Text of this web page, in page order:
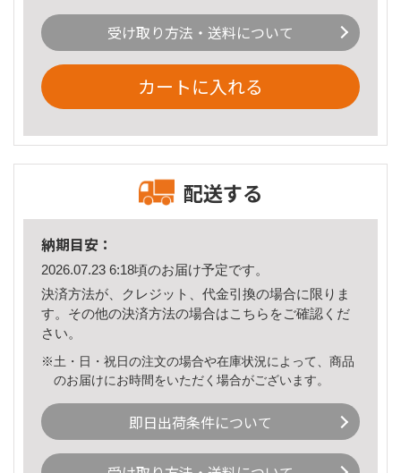
受け取り方法・送料について
カートに入れる
配送する
納期目安：
2026.07.23 6:18頃のお届け予定です。
決済方法が、クレジット、代金引換の場合に限りま
す。その他の決済方法の場合はこちら をご確認くだ
さい。
※土・日・祝日の注文の場合や在庫状況によって、商品
のお届けにお時間をいただく場合がございます。
即日出荷条件について